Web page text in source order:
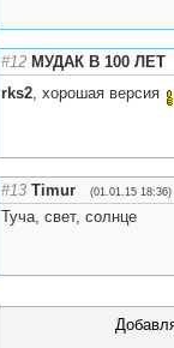
#12 МУДАК В 100 ЛЕТ
rks2 , хорошая версия
#13 Timur (01.01.15 18:36)
Туча, свет, солнце